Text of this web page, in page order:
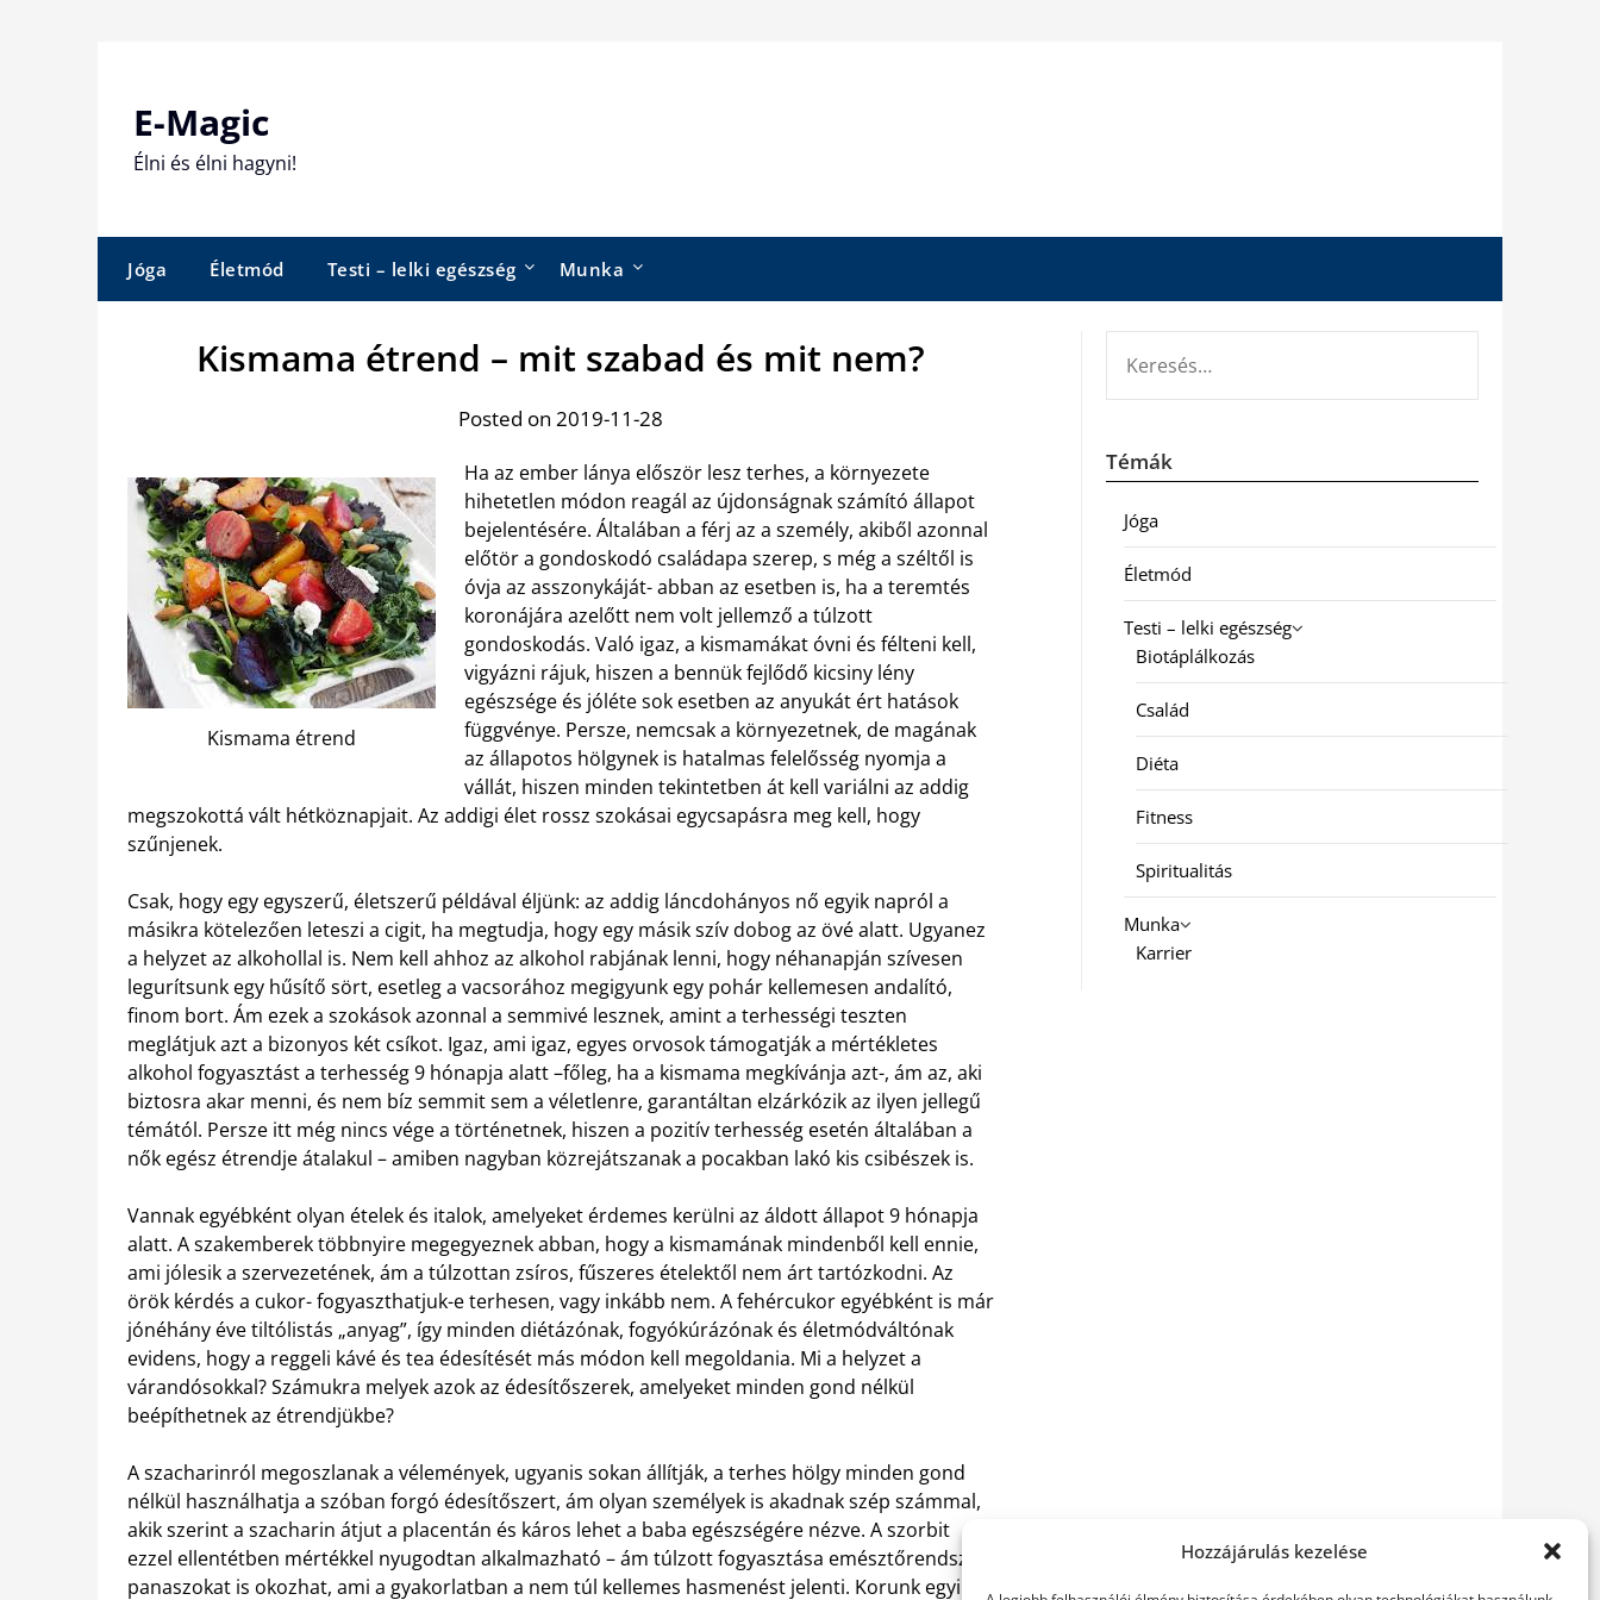
Hozzájárulás kezelése
E-Magic
Élni és élni hagyni!
Jóga Életmód Testi – lelki egészség Munka
Kismama étrend – mit szabad és mit nem?
Posted on 2019-11-28
Kismama étrend
Ha az ember lánya először lesz terhes, a környezete
hihetetlen módon reagál az újdonságnak számító állapot
bejelentésére. Általában a férj az a személy, akiből azonnal
előtör a gondoskodó családapa szerep, s még a széltől is
óvja az asszonykáját- abban az esetben is, ha a teremtés
koronájára azelőtt nem volt jellemző a túlzott
gondoskodás. Való igaz, a kismamákat óvni és félteni kell,
vigyázni rájuk, hiszen a bennük fejlődő kicsiny lény
egészsége és jóléte sok esetben az anyukát ért hatások
függvénye. Persze, nemcsak a környezetnek, de magának
az állapotos hölgynek is hatalmas felelősség nyomja a
vállát, hiszen minden tekintetben át kell variálni az addig
megszokottá vált hétköznapjait. Az addigi élet rossz szokásai egycsapásra meg kell, hogy
szűnjenek.
Csak, hogy egy egyszerű, életszerű példával éljünk: az addig láncdohányos nő egyik napról a
másikra kötelezően leteszi a cigit, ha megtudja, hogy egy másik szív dobog az övé alatt. Ugyanez
a helyzet az alkohollal is. Nem kell ahhoz az alkohol rabjának lenni, hogy néhanapján szívesen
legurítsunk egy hűsítő sört, esetleg a vacsorához megigyunk egy pohár kellemesen andalító,
finom bort. Ám ezek a szokások azonnal a semmivé lesznek, amint a terhességi teszten
meglátjuk azt a bizonyos két csíkot. Igaz, ami igaz, egyes orvosok támogatják a mértékletes
alkohol fogyasztást a terhesség 9 hónapja alatt –főleg, ha a kismama megkívánja azt-, ám az, aki
biztosra akar menni, és nem bíz semmit sem a véletlenre, garantáltan elzárkózik az ilyen jellegű
témától. Persze itt még nincs vége a történetnek, hiszen a pozitív terhesség esetén általában a
nők egész étrendje átalakul – amiben nagyban közrejátszanak a pocakban lakó kis csibészek is.
Vannak egyébként olyan ételek és italok, amelyeket érdemes kerülni az áldott állapot 9 hónapja
alatt. A szakemberek többnyire megegyeznek abban, hogy a kismamának mindenből kell ennie,
ami jólesik a szervezetének, ám a túlzottan zsíros, fűszeres ételektől nem árt tartózkodni. Az
örök kérdés a cukor- fogyaszthatjuk-e terhesen, vagy inkább nem. A fehércukor egyébként is már
jónéhány éve tiltólistás „anyag”, így minden diétázónak, fogyókúrázónak és életmódváltónak
evidens, hogy a reggeli kávé és tea édesítését más módon kell megoldania. Mi a helyzet a
várandósokkal? Számukra melyek azok az édesítőszerek, amelyeket minden gond nélkül
beépíthetnek az étrendjükbe?
A szacharinról megoszlanak a vélemények, ugyanis sokan állítják, a terhes hölgy minden gond
nélkül használhatja a szóban forgó édesítőszert, ám olyan személyek is akadnak szép számmal,
akik szerint a szacharin átjut a placentán és káros lehet a baba egészségére nézve. A szorbit
ezzel ellentétben mértékkel nyugodtan alkalmazható – ám túlzott fogyasztása emésztőrendszeri
panaszokat is okozhat, ami a gyakorlatban a nem túl kellemes hasmenést jelenti. Korunk egyik
Témák
Jóga
Életmód
Testi – lelki egészség
Biotáplálkozás
Család
Diéta
Fitness
Spiritualitás
Munka
Karrier